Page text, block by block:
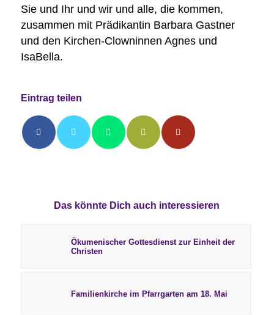
Sie und Ihr und wir und alle, die kommen,
zusammen mit Prädikantin Barbara Gastner
und den Kirchen-Clowninnen Agnes und
IsaBella.
Eintrag teilen
Das könnte Dich auch interessieren
Ökumenischer Gottesdienst zur Einheit der
Christen
Familienkirche im Pfarrgarten am 18. Mai